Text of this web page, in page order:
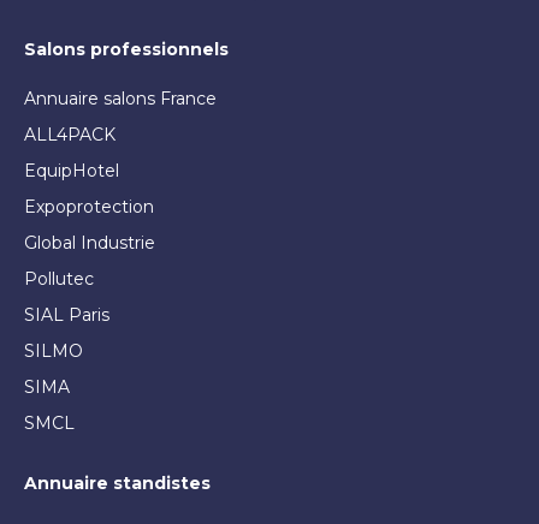
Salons professionnels
Annuaire salons France
ALL4PACK
EquipHotel
Expoprotection
Global Industrie
Pollutec
SIAL Paris
SILMO
SIMA
SMCL
Annuaire standistes